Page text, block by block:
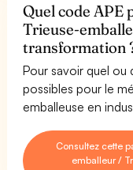
Quel code
Trieuse-
transformation
Pour savoir quel ou
possibles pour le
emballeuse en
Consultez cette
emballeur /